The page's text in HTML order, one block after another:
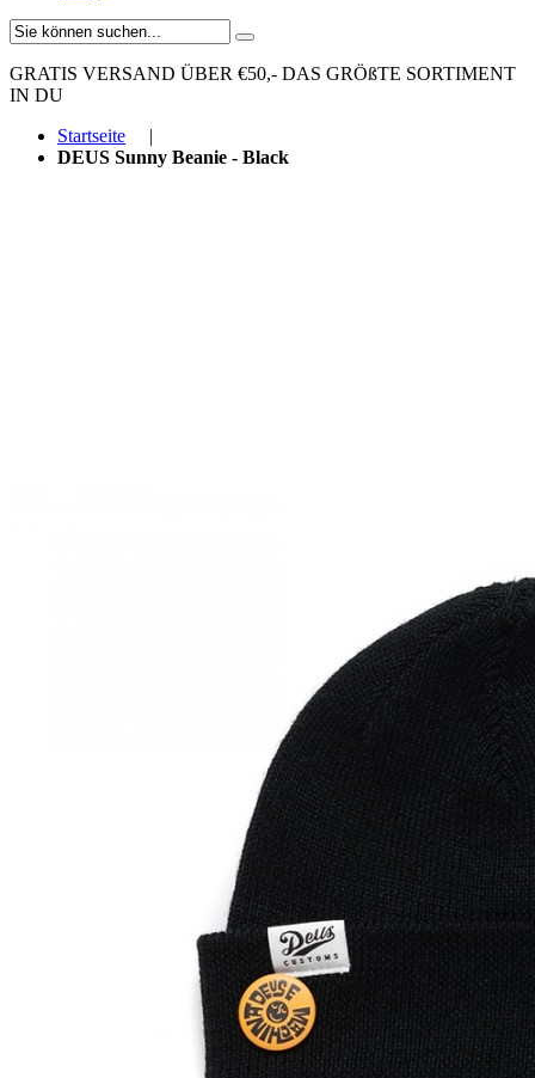
GRATIS VERSAND ÜBER €50,- DAS GRÖßTE SORTIMENT
IN DU
Startseite
|
DEUS Sunny Beanie - Black